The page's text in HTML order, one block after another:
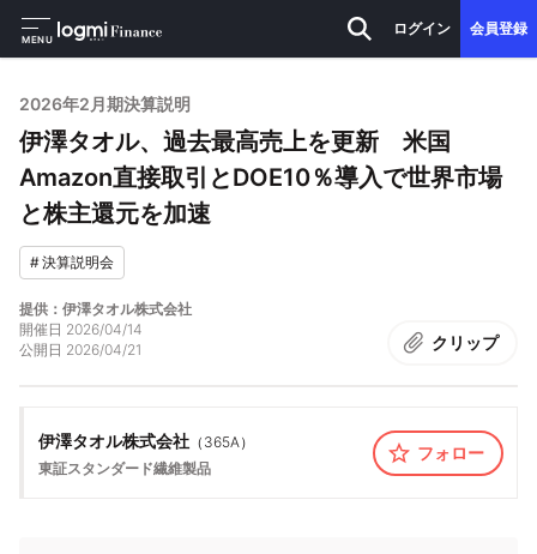
MENU
ログイン 会員登録
2026年2月期決算説明
伊澤タオル、過去最高売上を更新 米国
Amazon直接取引とDOE10％導入で世界市場
と株主還元を加速
#決算説明会
提供：伊澤タオル株式会社
開催日 2026/04/14
公開日 2026/04/21 クリップ
伊澤タオル株式会社 （ 365A）
東証スタンダード繊維製品
フォロー